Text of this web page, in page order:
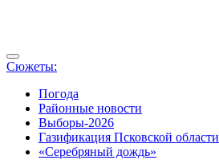
Сюжеты:
Погода
Районные новости
Выборы-2026
Газификация Псковской области
«Серебряный дождь»